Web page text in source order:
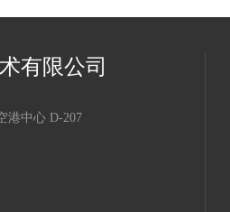
有限公司
港中心 D-207